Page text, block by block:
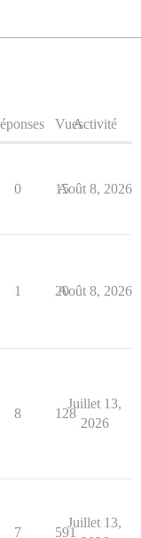
VuesActivité
0 15
Août 8, 2026
1 20
Août 8, 2026
8 128
Juillet 13,
2026
7 591
Juillet 13,